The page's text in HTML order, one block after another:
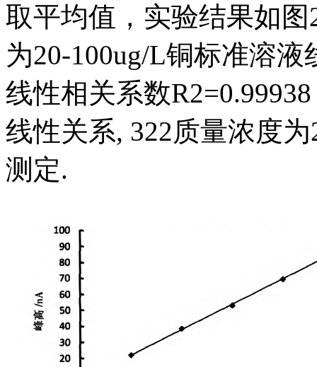
取平均值，实验结果如
为20-100ug/L铜标准溶液
线性相关系数
线性关系, 322质量浓度
测定.